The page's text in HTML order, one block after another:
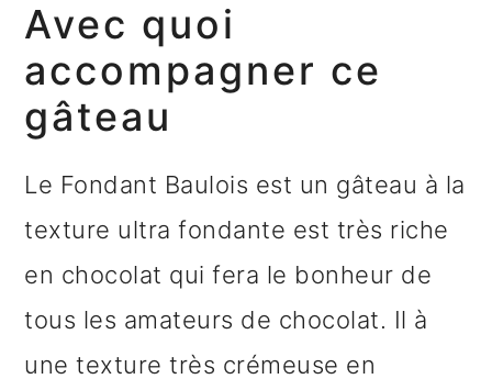
Avec quoi
accompagner ce
gâteau
Le Fondant Baulois est un gâteau à la
texture ultra fondante est très riche
en chocolat qui fera le bonheur de
tous les amateurs de chocolat. Il à
une texture très crémeuse en